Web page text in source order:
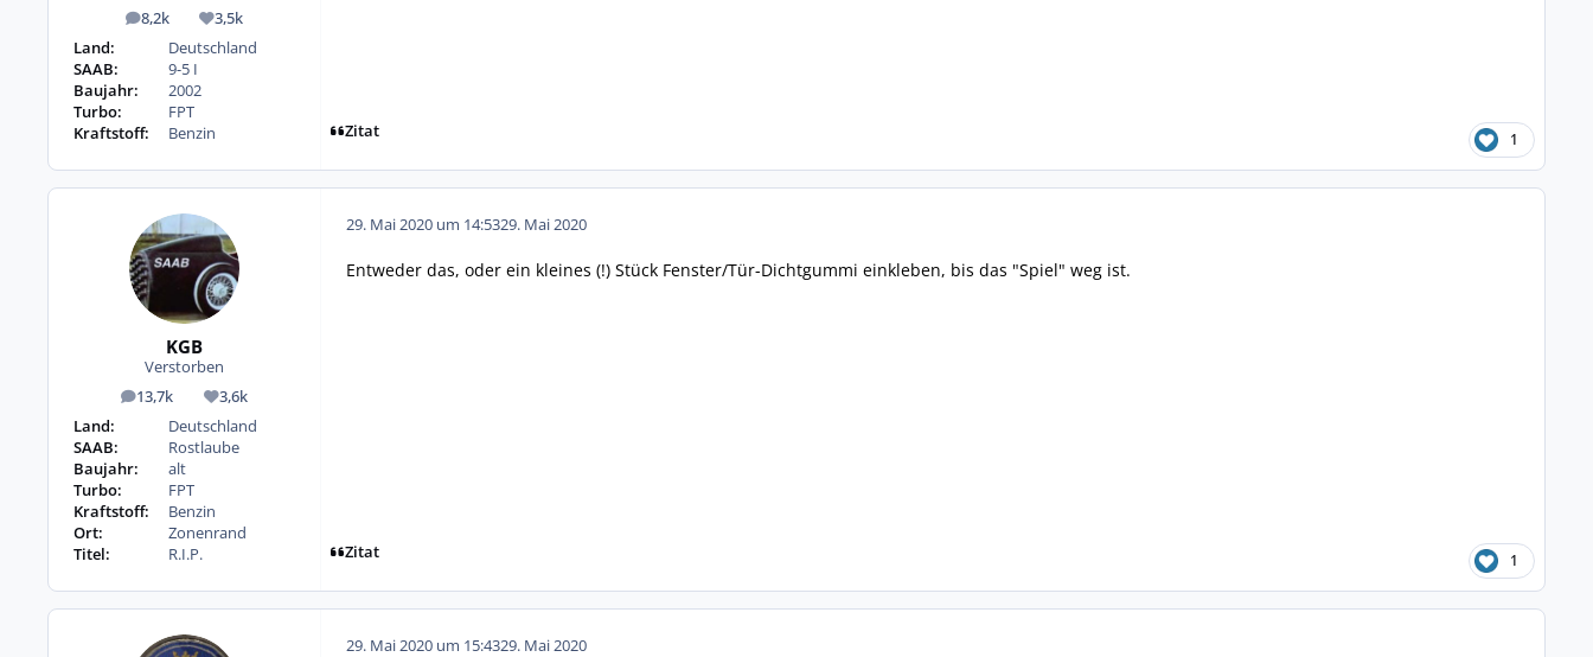
8,2k
Beiträge 3,5k
Reputation
Land:
Deutschland
SAAB:
9-5 I
Baujahr:
2002
Turbo:
FPT
Kraftstoff:
Benzin Zitat 1
KGB
Verstorben
13,7k
Beiträge 3,6k
Reputation
Land:
Deutschland
SAAB:
Rostlaube
Baujahr:
alt
Turbo:
FPT
Kraftstoff:
Benzin
Ort:
Zonenrand
Titel:
R.I.P.
29. Mai 2020 um 14:5329. Mai 2020
Entweder das, oder ein kleines (!) Stück Fenster/Tür-Dichtgummi einkleben, bis das "Spiel" weg ist.
Zitat 1
29. Mai 2020 um 15:4329. Mai 2020